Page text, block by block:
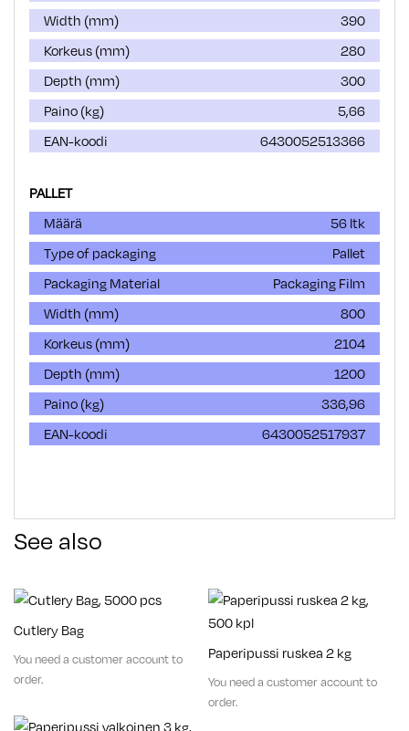
Width (mm)
390
Korkeus (mm)
280
Depth (mm)
300
Paino (kg)
5,66
EAN-koodi
6430052513366
PALLET
Määrä
56 ltk
Type of packaging
Pallet
Packaging Material
Packaging Film
Width (mm)
800
Korkeus (mm)
2104
Depth (mm)
1200
Paino (kg)
336,96
EAN-koodi
6430052517937
See also
Cutlery Bag
You need a customer account to
order.
Paperipussi ruskea 2 kg
You need a customer account to
order.